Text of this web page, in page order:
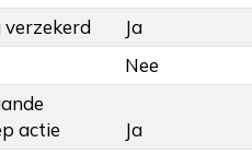
Ja
Nee
actie
Ja